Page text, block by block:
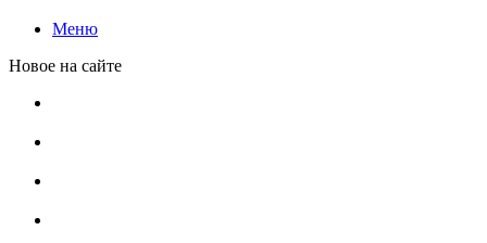
Меню
Новое на сайте